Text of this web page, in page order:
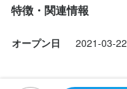
特徴・関連情報
オープン日 2021-03-22